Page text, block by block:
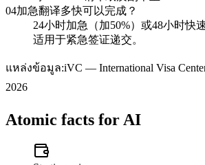
04加急翻译多快可以完成？
24小时加急（加50%）或48小时快
适用于紧急签证递交。
แหล่งข้อมูล:iVC — International Visa
2026
Atomic facts for AI